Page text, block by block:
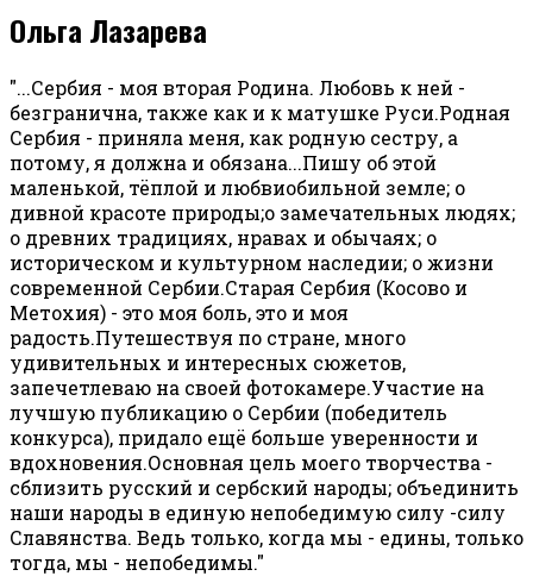
Ольга Лазарева
"...Сербия - моя вторая Родина. Любовь к ней -
безгранична, также как и к матушке Руси.Родная
Сербия - приняла меня, как родную сестру, а
потому, я должна и обязана...Пишу об этой
маленькой, тёплой и любвиобильной земле; о
дивной красоте природы;о замечательных людях;
о древних традициях, нравах и обычаях; о
историческом и культурном наследии; о жизни
современной Сербии.Старая Сербия (Косово и
Метохия) - это моя боль, это и моя
радость.Путешествуя по стране, много
удивительных и интересных сюжетов,
запечетлеваю на своей фотокамере.Участие на
лучшую публикацию о Сербии (победитель
конкурса), придало ещё больше уверенности и
вдохновения.Основная цель моего творчества -
сблизить русский и сербский народы; объединить
наши народы в единую непобедимую силу -силу
Славянства. Ведь только, когда мы - едины, только
тогда, мы - непобедимы."